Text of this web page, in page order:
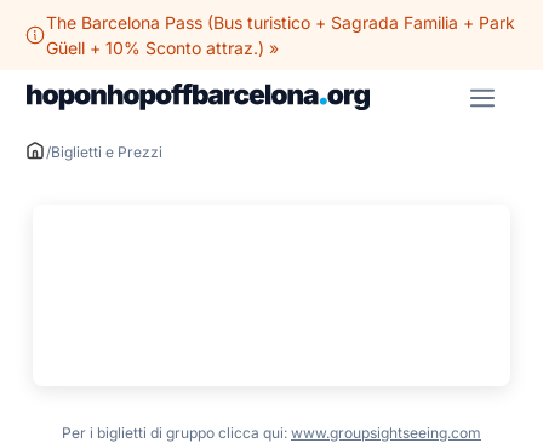
The Barcelona Pass (Bus turistico + Sagrada Familia + Park
Güell + 10% Sconto attraz.) »
/Biglietti e Prezzi
Per i biglietti di gruppo clicca qui: www.groupsightseeing.com